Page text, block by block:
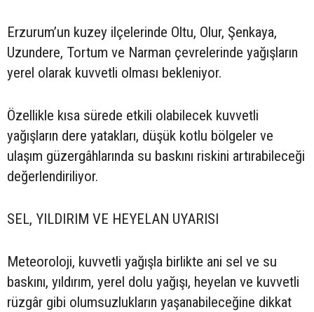
Erzurum’un kuzey ilçelerinde Oltu, Olur, Şenkaya,
Uzundere, Tortum ve Narman çevrelerinde yağışların
yerel olarak kuvvetli olması bekleniyor.
Özellikle kısa sürede etkili olabilecek kuvvetli
yağışların dere yatakları, düşük kotlu bölgeler ve
ulaşım güzergâhlarında su baskını riskini artırabileceği
değerlendiriliyor.
SEL, YILDIRIM VE HEYELAN UYARISI
Meteoroloji, kuvvetli yağışla birlikte ani sel ve su
baskını, yıldırım, yerel dolu yağışı, heyelan ve kuvvetli
rüzgâr gibi olumsuzlukların yaşanabileceğine dikkat